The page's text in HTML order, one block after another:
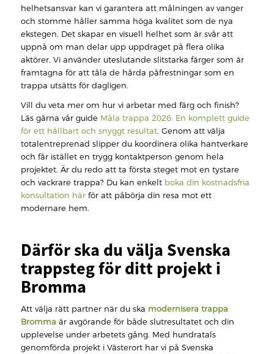
helhetsansvar kan vi garantera att målningen av vanger
och stomme håller samma höga kvalitet som de nya
ekstegen. Det skapar en visuell helhet som är svår att
uppnå om man delar upp uppdraget på flera olika
aktörer. Vi använder uteslutande slitstarka färger som är
framtagna för att tåla de hårda påfrestningar som en
trappa utsätts för dagligen.
Vill du veta mer om hur vi arbetar med färg och finish?
Läs gärna vår guide Måla trappa 2026: En komplett guide
för ett hållbart och snyggt resultat. Genom att välja
totalentreprenad slipper du koordinera olika hantverkare
och får istället en trygg kontaktperson genom hela
projektet. Är du redo att ta första steget mot en tystare
och vackrare trappa? Du kan enkelt boka din kostnadsfria
konsultation härför att påbörja din resa mot ett
modernare hem.
Därför ska du välja Svenska
trappsteg för ditt projekt i
Bromma
Att välja rätt partner när du ska modernisera trappa
Bromma är avgörande för både slutresultatet och din
upplevelse under arbetets gång. Med hundratals
genomförda projekt i Västerort har vi på Svenska